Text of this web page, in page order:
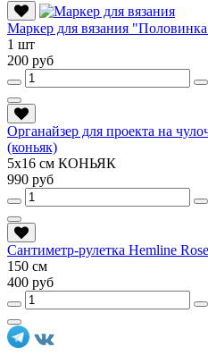
Маркер для вязания "Половинка
1 шт
200 руб
Органайзер для проекта на
(коньяк)
5х16 см КОНЬЯК
990 руб
Сантиметр-рулетка Hemline
150 см
400 руб